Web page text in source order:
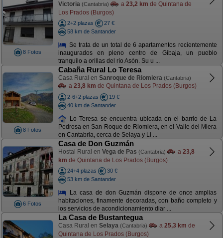
8 Fotos
Victoria (Cantabria) a 23,2 km de Quintana de
Los Prados (Burgos)
2+2 plazas
27 €
58 km de Santander
Se trata de un total de 6 apartamentos recientemente
inaugurados en pleno centro de Gibaja, un pueblo
tranquilo a orillas del río Asón. Su u ...
8 Fotos
Cabaña Rural Lo Teresa
Casa Rural en Sanroque de Riomiera (Cantabria)
a 23,8 km de Quintana de Los Prados (Burgos)
2-6+2 plazas
19 €
40 km de Santander
Lo Teresa se encuentra ubicada en el barrio de La
Pedrosa en San Roque de Riomiera, en el Valle del Miera
en Cantabria, cerca de Selaya y Li ...
6 Fotos
Casa de Don Guzmán
Hostal Rural en Vega de Pas (Cantabria) a 23,8
km de Quintana de Los Prados (Burgos)
24+4 plazas
30 €
53 km de Santander
La casa de don Guzmán dispone de once amplias
habitaciones, finamente decoradas, con baño completo y
los servicios de acondicionamiento diar ...
La Casa de Bustantegua
Casa Rural en Selaya (Cantabria) a 25,3 km de
Quintana de Los Prados (Burgos)